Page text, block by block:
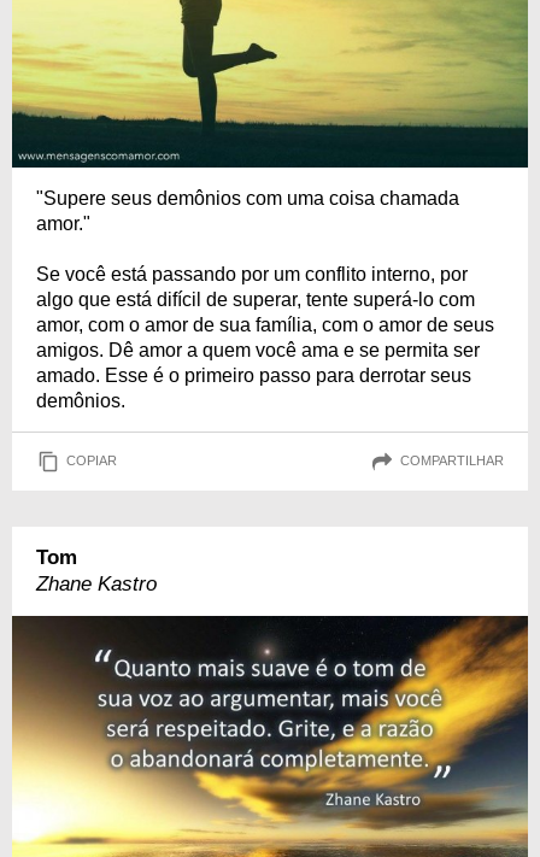
"Supere seus demônios com uma coisa chamada
amor."
Se você está passando por um conflito interno, por
algo que está difícil de superar, tente superá-lo com
amor, com o amor de sua família, com o amor de seus
amigos. Dê amor a quem você ama e se permita ser
amado. Esse é o primeiro passo para derrotar seus
demônios.
COPIAR COMPARTILHAR
Tom
Zhane Kastro